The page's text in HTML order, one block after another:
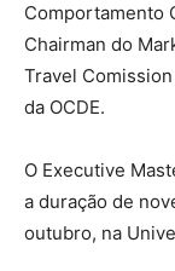
Comportamento
Chairman do
Travel
da OCDE.
O Executive
a duração de
outubro, na